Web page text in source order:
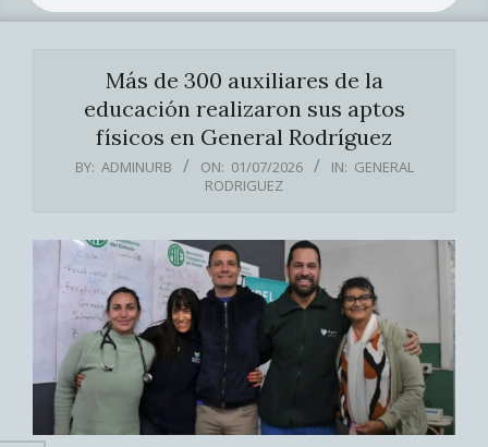
Más de 300 auxiliares de la
educación realizaron sus aptos
físicos en General Rodríguez
BY: ADMINURB ON: 01/07/2026 IN: GENERAL
RODRIGUEZ